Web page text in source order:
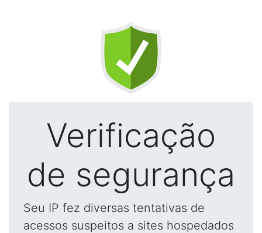
Verificação
de segurança
Seu IP fez diversas tentativas de
acessos suspeitos a sites hospedados